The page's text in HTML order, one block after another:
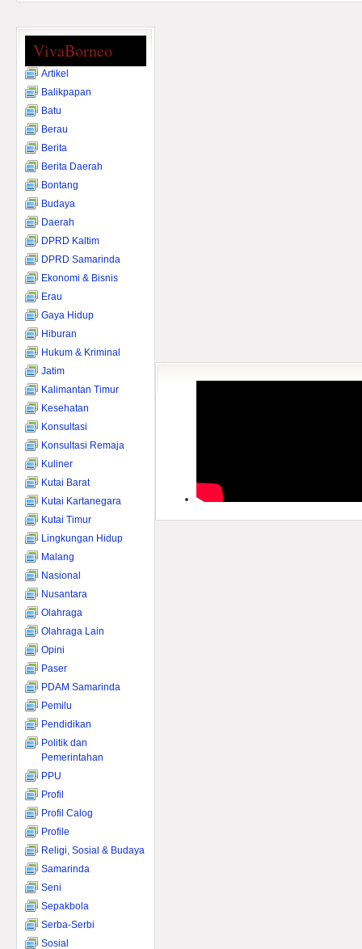
VivaBorneo
Artikel
Balikpapan
Batu
Berau
Berita
Berita Daerah
Bontang
Budaya
Daerah
DPRD Kaltim
DPRD Samarinda
Ekonomi & Bisnis
Erau
Gaya Hidup
Hiburan
Hukum & Kriminal
Jatim
Kalimantan Timur
Kesehatan
Konsultasi
Konsultasi Remaja
Kuliner
Kutai Barat
Kutai Kartanegara
Kutai Timur
Lingkungan Hidup
Malang
Nasional
Nusantara
Olahraga
Olahraga Lain
Opini
Paser
PDAM Samarinda
Pemilu
Pendidikan
Politik dan
Pemerintahan
PPU
Profil
Profil Calog
Profile
Religi, Sosial & Budaya
Samarinda
Seni
Sepakbola
Serba-Serbi
Sosial